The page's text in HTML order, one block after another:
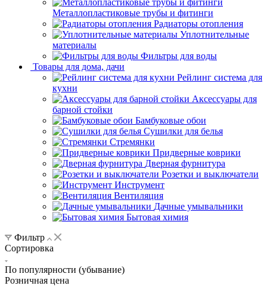
Металлопластиковые трубы и фитинги
Радиаторы отопления
Уплотнительные
материалы
Фильтры для воды
Товары для дома, дачи
Рейлинг система для
кухни
Аксессуары для
барной стойки
Бамбуковые обои
Сушилки для белья
Стремянки
Придверные коврики
Дверная фурнитура
Розетки и выключатели
Инструмент
Вентиляция
Дачные умывальники
Бытовая химия
Фильтр
Сортировка
По популярности (убывание)
Розничная цена